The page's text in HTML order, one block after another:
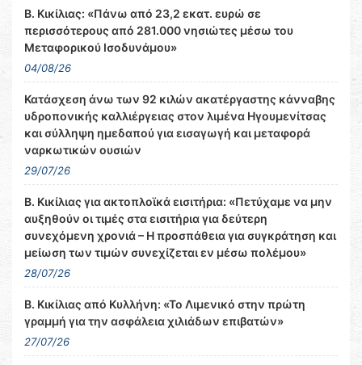
Β. Κικίλιας: «Πάνω από 23,2 εκατ. ευρώ σε
περισσότερους από 281.000 νησιώτες μέσω του
Μεταφορικού Ισοδυνάμου»
04/08/26
Κατάσχεση άνω των 92 κιλών ακατέργαστης κάνναβης
υδροπονικής καλλιέργειας στον λιμένα Ηγουμενίτσας
και σύλληψη ημεδαπού για εισαγωγή και μεταφορά
ναρκωτικών ουσιών
29/07/26
Β. Κικίλιας για ακτοπλοϊκά εισιτήρια: «Πετύχαμε να μην
αυξηθούν οι τιμές στα εισιτήρια για δεύτερη
συνεχόμενη χρονιά – Η προσπάθεια για συγκράτηση και
μείωση των τιμών συνεχίζεται εν μέσω πολέμου»
28/07/26
Β. Κικίλιας από Κυλλήνη: «Το Λιμενικό στην πρώτη
γραμμή για την ασφάλεια χιλιάδων επιβατών»
27/07/26